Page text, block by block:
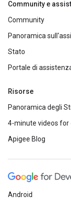
Community e
Community
Panoramica
Stato
Portale di
Risorse
Panoramica degli
4-minute videos for
Apigee Blog
Android